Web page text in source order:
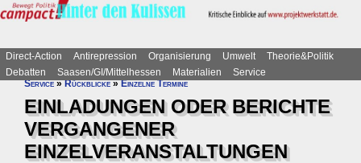
Direct-Action Antirepression Organisierung Umwelt
Theorie&Politik
Debatten
Saasen/GI/Mittelhessen Materialien
Service
Service»Rückblicke»Einzelne Termine
EINLADUNGEN ODER BERICHTE
VERGANGENER
EINZELVERANSTALTUNGEN